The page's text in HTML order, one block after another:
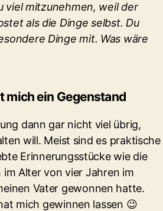
viel mitzunehmen, weil der
als die Dinge selbst. Du
Dinge mit. Was wäre
mich ein Gegenstand
dann gar nicht viel übrig,
will. Meist sind es praktische
Erinnerungsstücke wie die
im Alter von vier Jahren im
Vater gewonnen hatte.
mich gewinnen lassen 😉